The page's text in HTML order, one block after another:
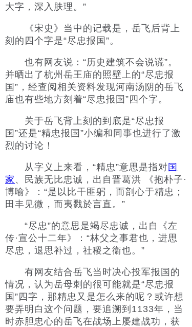
大字，深入肤理。”
《宋史》当中的记载是，岳飞后背上
刻的四个字是“尽忠报国”。
也有网友说：“历史建筑不会说谎”。
并晒出了杭州岳王庙的照壁上的“尽忠报
国”，经查阅相关资料发现河南汤阴的岳飞
庙也有些地方刻着“尽忠报国”四个字。
关于岳飞背上刻的到底是“尽忠报
国”还是“精忠报国”小编和同事也进行了激
烈的讨论！
从字义上来看，“精忠”意思是指对 国
家 、民族无比忠诚，出自晋葛洪 《抱朴子·
博喻》：“是以比干匪躬，而剖心于精忠；
田丰见微，而夷戮於言直。”
“尽忠”的意思是竭尽忠诚，出自《左
传·宣公十二年》：“林父之事君也，进思
尽忠，退思补过，社稷之衞也。”
有网友结合岳飞当时决心投军报国的
情况，认为岳母刺的很可能就是“尽忠报
国”四字，那精忠又是怎么来的呢？或许想
要弄明白这个问题，要追溯到1133年，当
时赤胆忠心的岳飞在战场上屡建战功，获